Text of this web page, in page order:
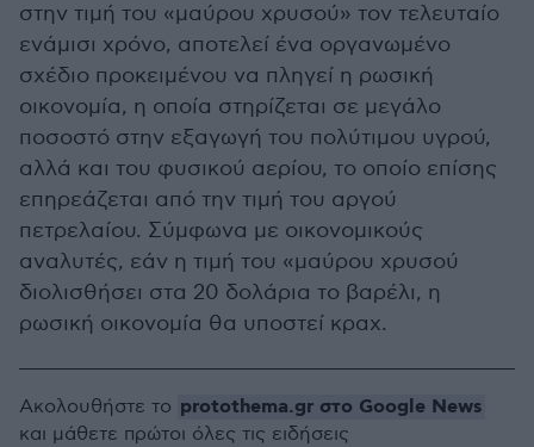
στην τιμή του «μαύρου χρυσού» τον τελευταίο
ενάμισι χρόνο, αποτελεί ένα οργανωμένο
σχέδιο προκειμένου να πληγεί η ρωσική
οικονομία, η οποία στηρίζεται σε μεγάλο
ποσοστό στην εξαγωγή του πολύτιμου υγρού,
αλλά και του φυσικού αερίου, το οποίο επίσης
επηρεάζεται από την τιμή του αργού
πετρελαίου. Σύμφωνα με οικονομικούς
αναλυτές, εάν η τιμή του «μαύρου χρυσού
διολισθήσει στα 20 δολάρια το βαρέλι, η
ρωσική οικονομία θα υποστεί κραχ.
Ακολουθήστε το protothema.gr στο Google News
και μάθετε πρώτοι όλες τις ειδήσεις